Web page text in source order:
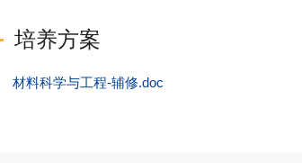
培养方案
材料科学与工程-辅修.doc